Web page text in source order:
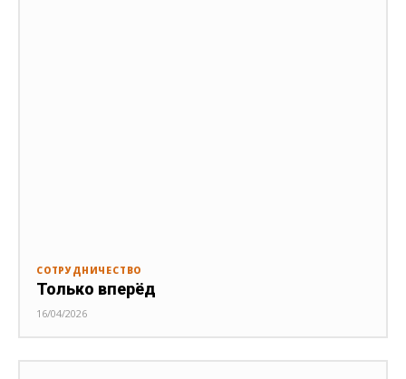
СОТРУДНИЧЕСТВО
Только вперёд
16/04/2026